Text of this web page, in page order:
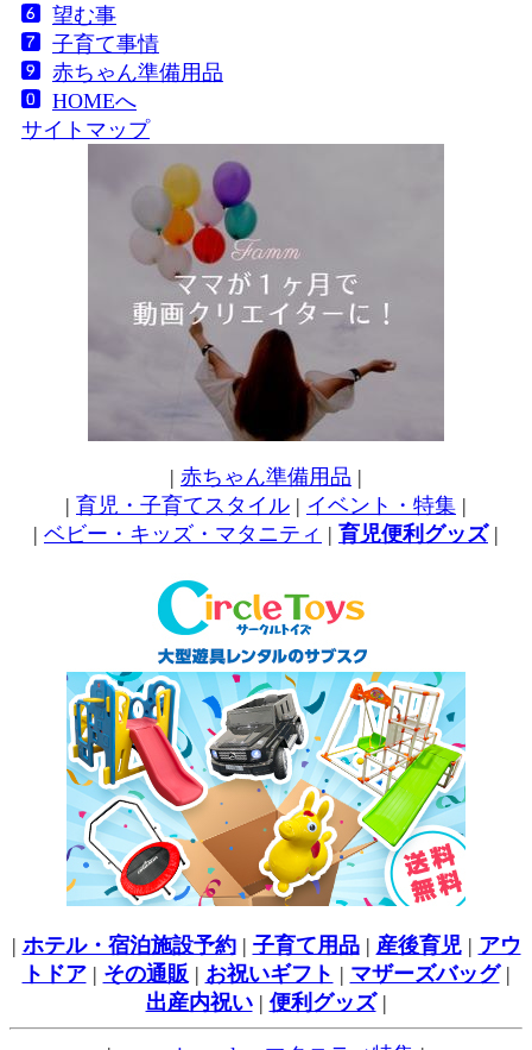
望む事
子育て事情
赤ちゃん準備用品
HOMEへ
サイトマップ
| 赤ちゃん準備用品 |
| 育児・子育てスタイル | イベント・特集 |
| ベビー・キッズ・マタニティ | 育児便利グッズ|
| ホテル・宿泊施設予約| 子育て用品| 産後育児| アウ
トドア| その通販 | お祝いギフト | マザーズバッグ|
出産内祝い| 便利グッズ|